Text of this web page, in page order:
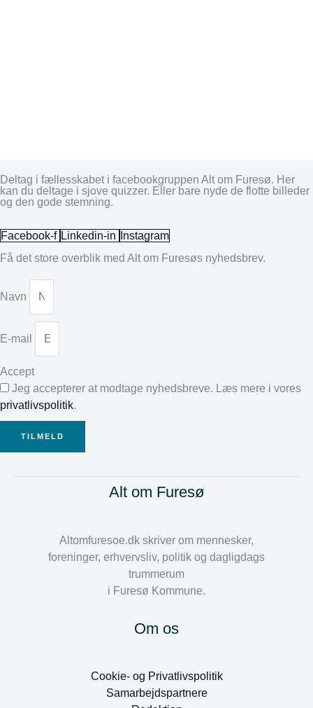
Deltag i fællesskabet i facebookgruppen Alt om Furesø. Her
kan du deltage i sjove quizzer. Eller bare nyde de flotte billeder
og den gode stemning.
Facebook-f Linkedin-in
Instagram
Få det store overblik med Alt om Furesøs nyhedsbrev.
Navn
E-mail
Accept
Jeg accepterer at modtage nyhedsbreve. Læs mere i vores
privatlivspolitik.
TILMELD
Alt om Furesø
Altomfuresoe.dk skriver om mennesker,
foreninger, erhvervsliv, politik og dagligdags
trummerum
i Furesø Kommune.
Om os
Cookie- og Privatlivspolitik
Samarbejdspartnere